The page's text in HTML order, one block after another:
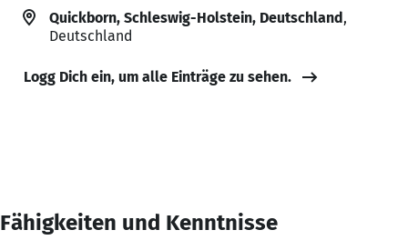
Quickborn, Schleswig-Holstein, Deutschland,
Deutschland
Logg Dich ein, um alle Einträge zu sehen.
Fähigkeiten und Kenntnisse